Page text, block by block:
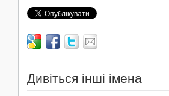
Дивіться інші імена